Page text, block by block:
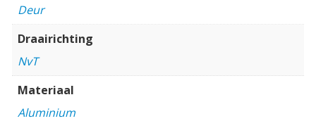
Deur
Draairichting
NvT
Materiaal
Aluminium